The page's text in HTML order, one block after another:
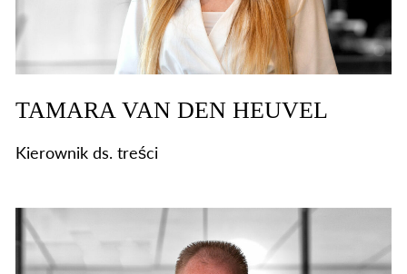
TAMARA VAN DEN HEUVEL
Kierownik ds. treści